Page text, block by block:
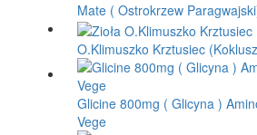
Mate ( Ostrokrzew
O.Klimuszko Krztusiec
Glicine 800mg ( Glicyna )
Vege